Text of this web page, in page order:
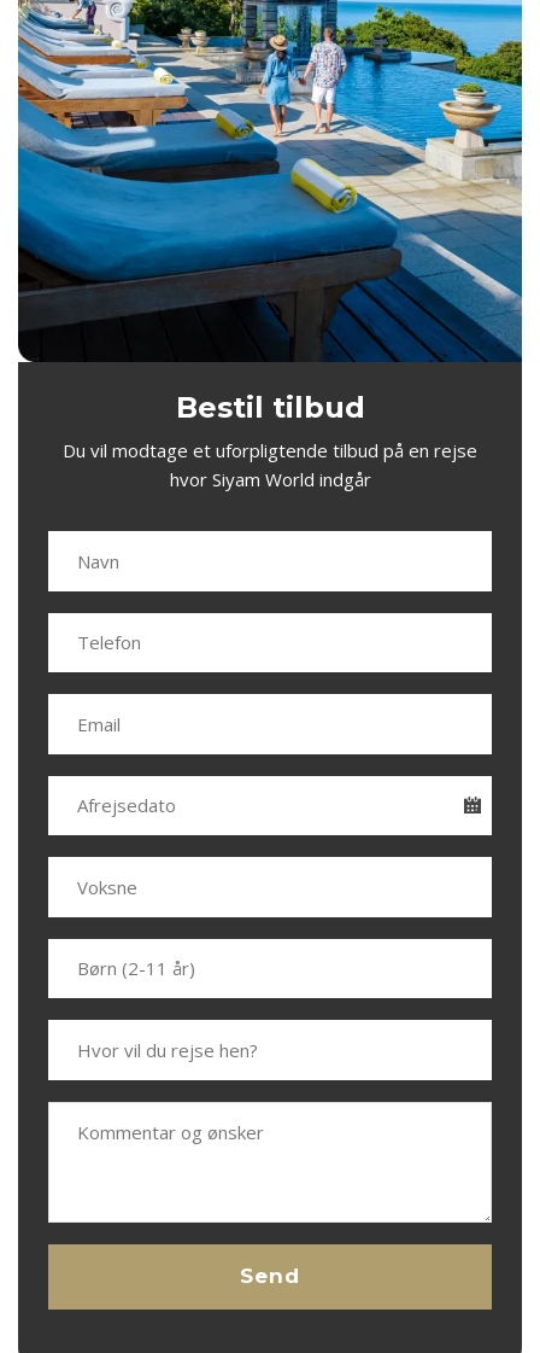
Bestil tilbud
Du vil modtage et uforpligtende tilbud på en rejse
hvor Siyam World indgår